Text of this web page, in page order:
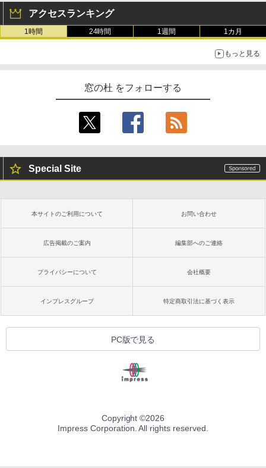
アクセスランキング
1時間 24時間 1週間 1カ月
もっと見る
窓の杜 をフォローする
Special Site
本サイトのご利用について お問い合わせ
広告掲載のご案内 編集部へのご連絡
プライバシーについて 会社概要
インプレスグループ 特定商取引法に基づく表示
PC版で見る
Copyright ©2026
Impress Corporation. All rights reserved.